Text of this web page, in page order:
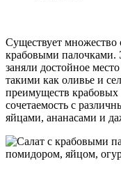
Существует множество
крабовыми палочками.
заняли достойное
такими как оливье и
преимуществ крабовых
сочетаемость с
яйцами, ананасами и